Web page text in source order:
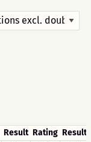
Result Rating Result